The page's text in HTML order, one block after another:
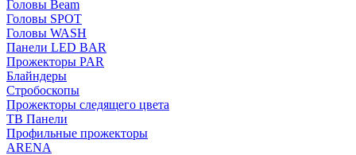
Головы Beam
Головы SPOT
Головы WASH
Панели LED BAR
Прожекторы PAR
Блайндеры
Стробоскопы
Прожекторы следящего цвета
ТВ Панели
Профильные прожекторы
ARENA